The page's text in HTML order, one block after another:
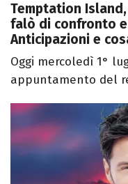
Temptation
falò di confronto e
Anticipazioni e
Oggi mercoledì 1°
appuntamento del